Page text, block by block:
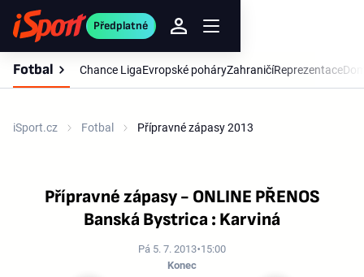
Předplatné
Fotbal Chance LigaEvropské poháryZahraničíReprezentace
iSport.cz Fotbal Přípravné zápasy 2013
Přípravné zápasy - ONLINE PŘENOS
Banská Bystrica : Karviná
Pá 5. 7. 2013 15:00
Konec